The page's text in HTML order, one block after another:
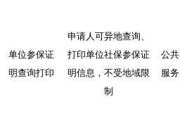
单位参保证
明查询打印
申请人可异地查询、
打印单位社保参保证
明信息，不受地域限
制
公共
服务